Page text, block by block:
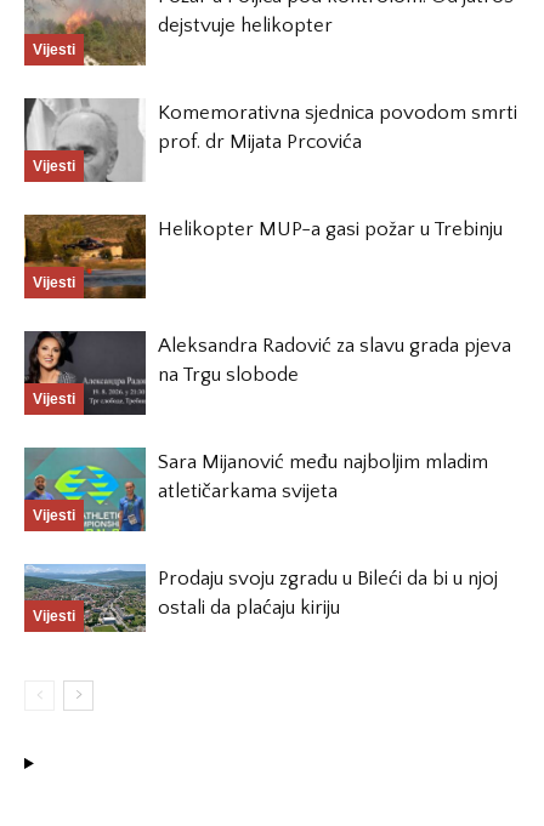
Vijesti
dejstvuje helikopter
Vijesti
Komemorativna sjednica povodom smrti
prof. dr Mijata Prcovića
Vijesti
Helikopter MUP-a gasi požar u Trebinju
Vijesti
Aleksandra Radović za slavu grada pjeva
na Trgu slobode
Vijesti
Sara Mijanović među najboljim mladim
atletičarkama svijeta
Vijesti
Prodaju svoju zgradu u Bileći da bi u njoj
ostali da plaćaju kiriju